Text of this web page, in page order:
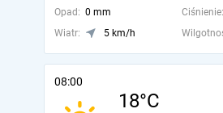
Opad: 0 mm Ciśnienie:
Wiatr:
5 km/h
08:00
18°C